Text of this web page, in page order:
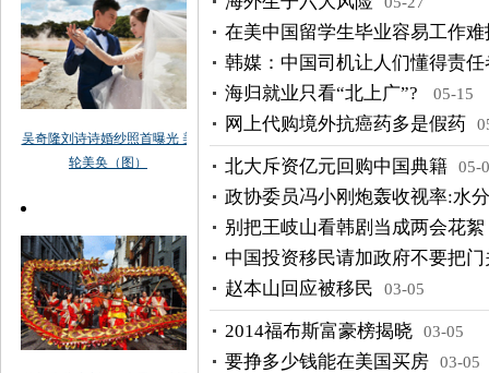
在美中国留学生毕业容易工作难
韩媒：中国司机让人们懂得责
海归就业只看“北上广”?
05-15
网上代购境外抗癌药多是假药
北大斥资亿元回购中国典籍 05-
政协委员冯小刚炮轰收视率:水
别把王岐山看韩剧当成两会花絮
中国投资移民请加政府不要把
赵本山回应被移民
03-05
2014福布斯富豪榜揭晓 03-05
要挣多少钱能在美国买房 03-05